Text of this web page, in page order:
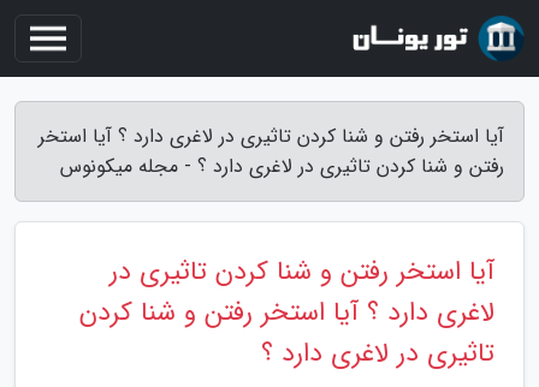
آیا استخر رفتن و شنا کردن تاثیری در لاغری دارد ؟ آیا استخر
رفتن و شنا کردن تاثیری در لاغری دارد ؟ - مجله میکونوس
آیا استخر رفتن و شنا کردن تاثیری در
لاغری دارد ؟ آیا استخر رفتن و شنا کردن
تاثیری در لاغری دارد ؟